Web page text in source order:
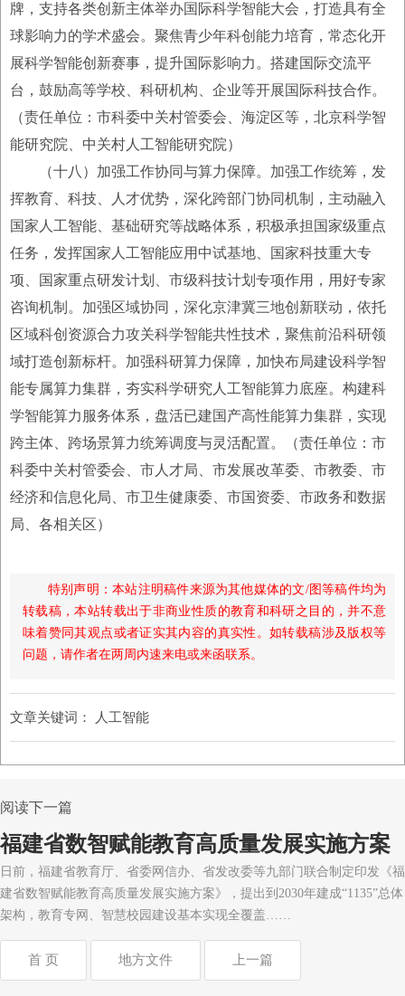
牌，支持各类创新主体举办国际科学智能大会，打造具有全
球影响力的学术盛会。聚焦青少年科创能力培育，常态化开
展科学智能创新赛事，提升国际影响力。搭建国际交流平
台，鼓励高等学校、科研机构、企业等开展国际科技合作。
（责任单位：市科委中关村管委会、海淀区等，北京科学智
能研究院、中关村人工智能研究院）
（十八）加强工作协同与算力保障。加强工作统筹，发
挥教育、科技、人才优势，深化跨部门协同机制，主动融入
国家人工智能、基础研究等战略体系，积极承担国家级重点
任务，发挥国家人工智能应用中试基地、国家科技重大专
项、国家重点研发计划、市级科技计划专项作用，用好专家
咨询机制。加强区域协同，深化京津冀三地创新联动，依托
区域科创资源合力攻关科学智能共性技术，聚焦前沿科研领
域打造创新标杆。加强科研算力保障，加快布局建设科学智
能专属算力集群，夯实科学研究人工智能算力底座。构建科
学智能算力服务体系，盘活已建国产高性能算力集群，实现
跨主体、跨场景算力统筹调度与灵活配置。（责任单位：市
科委中关村管委会、市人才局、市发展改革委、市教委、市
经济和信息化局、市卫生健康委、市国资委、市政务和数据
局、各相关区）
特别声明：本站注明稿件来源为其他媒体的文/图等稿件均为
转载稿，本站转载出于非商业性质的教育和科研之目的，并不意
味着赞同其观点或者证实其内容的真实性。如转载稿涉及版权等
问题，请作者在两周内速来电或来函联系。
文章关键词： 人工智能
阅读下一篇
福建省数智赋能教育高质量发展实施方案
日前，福建省教育厅、省委网信办、省发改委等九部门联合制定印发《福
建省数智赋能教育高质量发展实施方案》，提出到2030年建成“1135”总体
架构，教育专网、智慧校园建设基本实现全覆盖……
首 页 地方文件 上一篇